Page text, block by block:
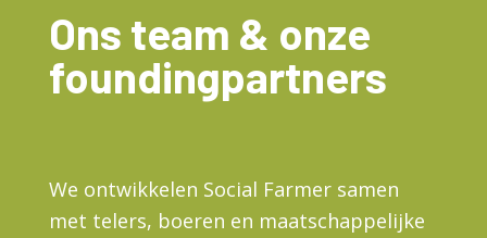
Ons team & onze
foundingpartners
We ontwikkelen Social Farmer samen
met telers, boeren en maatschappelijke